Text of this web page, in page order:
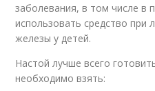
заболевания, в том числе в
использовать средство при
железы у детей.
Настой лучше всего
необходимо взять: